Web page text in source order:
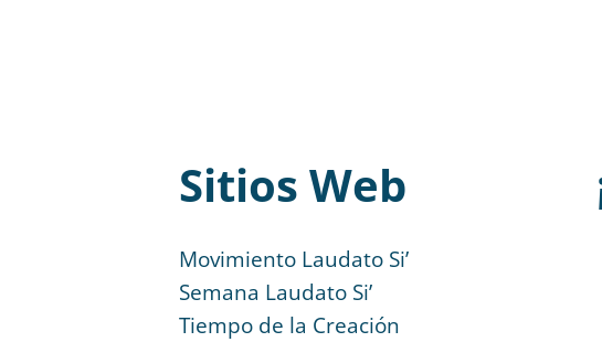
Sitios Web
Movimiento Laudato Si’
Semana Laudato Si’
Tiempo de la Creación